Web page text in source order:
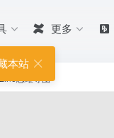
本站
更多
速制作笔记和头脑风暴的